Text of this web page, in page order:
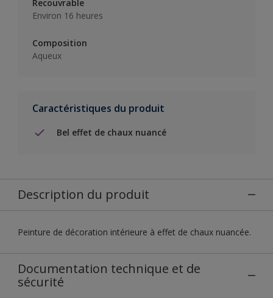
Recouvrable
Environ 16 heures
Composition
Aqueux
Caractéristiques du produit
Bel effet de chaux nuancé
Description du produit
Peinture de décoration intérieure à effet de chaux nuancée.
Documentation technique et de
sécurité